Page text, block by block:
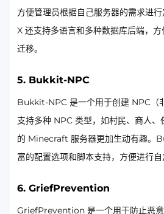
方便管理员根据自己服务器的需求进
X 还支持多语言和多种数据库后端，
迁移。
5. Bukkit-NPC
Bukkit-NPC 是一个用于创建 NPC（
支持多种 NPC 类型，如村民、商人
的 Minecraft 服务器更加生动有趣。
富的配置选项和脚本支持，方便进行自
6. GriefPrevention
GriefPrevention 是一个用于防止恶